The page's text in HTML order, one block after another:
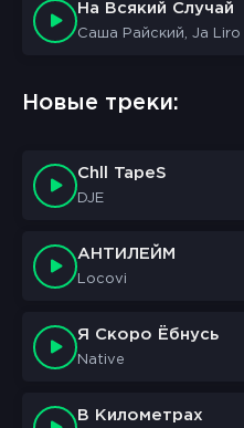
На Всякий Случай
Саша Райский, Ja Liro
Новые треки:
Chll TapeS
DJE
АНТИЛЕЙМ
Locovi
Я Скоро Ёбнусь
Native
В Километрах